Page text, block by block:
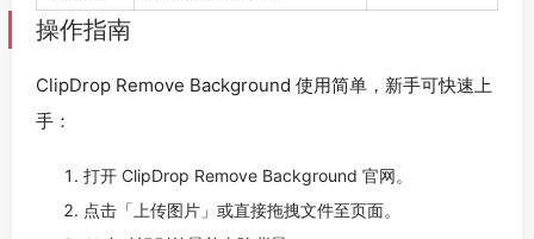
操作指南
ClipDrop Remove Background 使用简单，新手可快速上
手：
打开 ClipDrop Remove Background 官网。
点击「上传图片」或直接拖拽文件至页面。